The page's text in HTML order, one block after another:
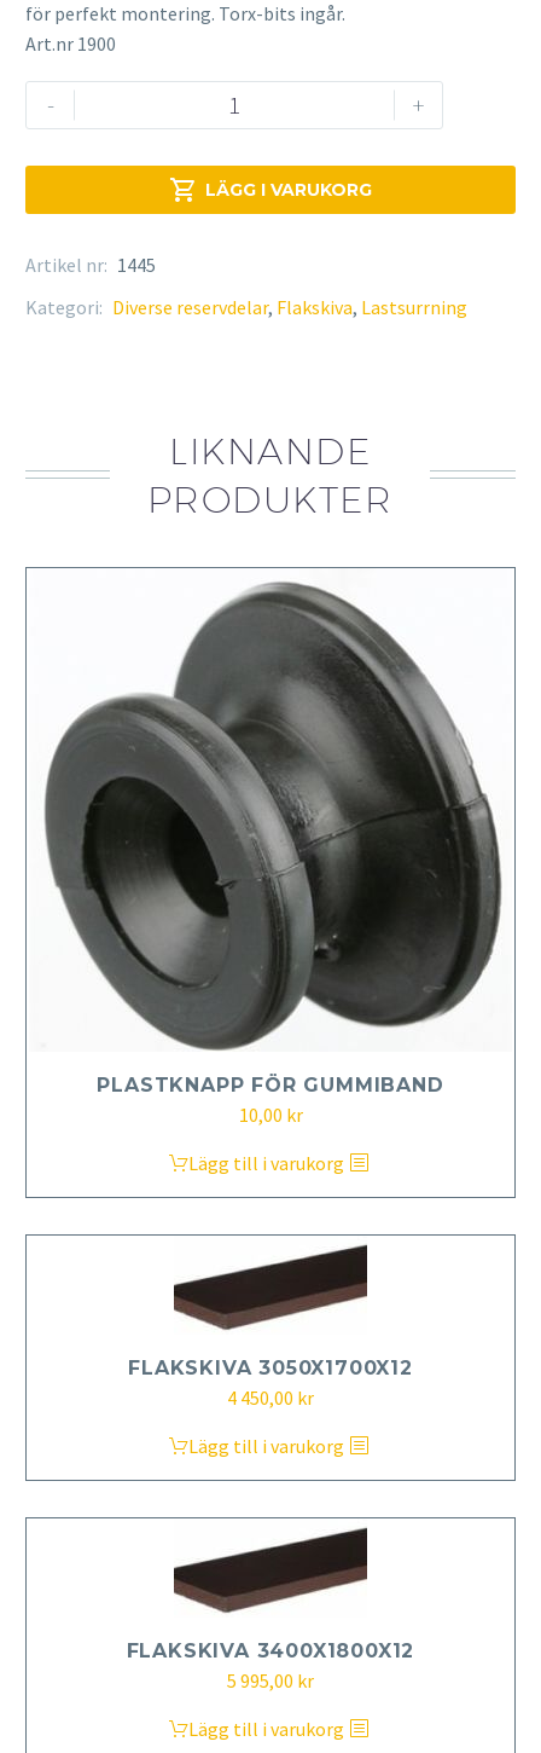
för perfekt montering. Torx-bits ingår.
Art.nr 1900
-
Flakskiva
2600x1500x12
+
 LÄGG I VARUKORG
Artikel nr: 1445
Kategori: Diverse reservdelar, Flakskiva, Lastsurrning
LIKNANDE
PRODUKTER
PLASTKNAPP FÖR GUMMIBAND
10,00 kr
Lägg till i varukorg
FLAKSKIVA 3050X1700X12
4 450,00 kr
Lägg till i varukorg
FLAKSKIVA 3400X1800X12
5 995,00 kr
Lägg till i varukorg